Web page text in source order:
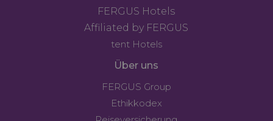
FERGUS Hotels
Affiliated by FERGUS
tent Hotels
Über uns
FERGUS Group
Ethikkodex